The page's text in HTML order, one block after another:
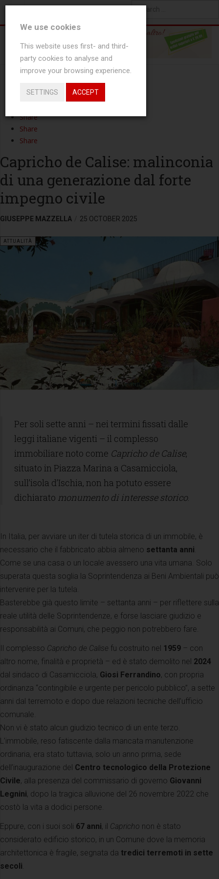
Type 2 or more characters
for results.
Tweet
Share
Share
Share
Capricho de Calise: malinconia
di una generazione dal forte
impegno civile
GIUSEPPE MAZZELLA 25 OCTOBER 2025
ATTUALITÀ
Per soli sette anni – nei termini fissati dalle
leggi italiane vigenti – il complesso
immobiliare noto come Capricho de Calise,
situato in Piazza Marina a Casamicciola,
sull’isola d’Ischia, non ha potuto essere
dichiarato monumento di interesse storico.
In Italia, per avviare un iter di tutela storica di un immobile, è
necessario che il fabbricato abbia almeno settanta anni
Come se una casa o un locale avessero una vita umana. Solo
superata questa soglia la Soprintendenza ai Beni Ambientali può
intervenire per la tutela.
Basterebbe già questo limite – settanta anni – per riflettere sulla
reale utilità delle Soprintendenze, e forse lasciare giudizio e
responsabilità ai Comuni, che peggio non potrebbero fare.
Il complesso Capricho de Calise fu costruito nel 1959 – con
altro nome, finalità e proprietà – ed è stato demolito nel 2024
dal sindaco di Casamicciola, Giosi Ferrandino, con propria
ordinanza “contingibile e urgente per pericolo pubblico”, a sette
anni dal terremoto e dopo due relazioni tecniche dell’ufficio
comunale.
Non vi è stato alcun giudizio tecnico di un ente terzo.
L’immobile, reso fatiscente dalla mancata manutenzione
ordinaria, era stato tuttavia, solo un anno prima, sede
dell’inaugurazione del Centro tecnologico della Protezione
Civile, alla presenza del commissario di governo Giovanni
Legnini, dopo la tragica alluvione del 26 novembre 2022 che
costò la vita a dodici persone.
Eppure, con i suoi soli 67 anni, il Capricho non è stato
considerato edificio storico, in un Comune dove la memoria
architettonica è fragile, segnata da tredici terremoti in sette
secoli
We use cookies
This website uses first- and third-
party cookies to analyse and
improve your browsing experience.
SETTINGS ACCEPT